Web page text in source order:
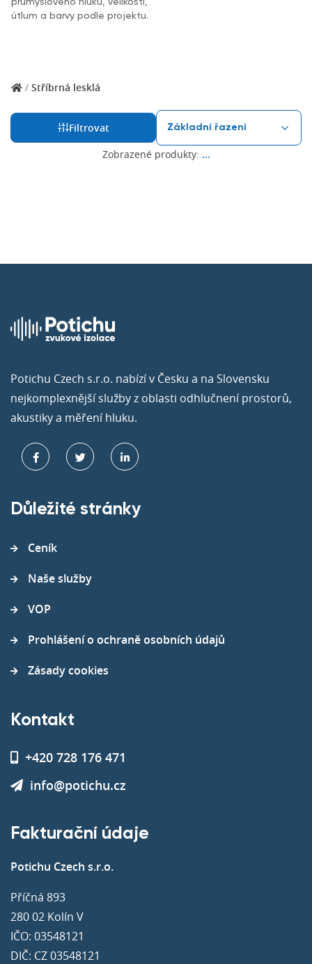
průmyslového hluku, velikosti,
útlum a barvy podle projektu.
/ Stříbrná lesklá
Filtrovat
Zobrazené produkty: ...
Potichu Czech s.r.o. nabízí v Česku a na Slovensku
nejkomplexnější služby z oblasti odhlučnení prostorů,
akustiky a měření hluku.
Důležité stránky
Ceník
Naše služby
VOP
Prohlášení o ochraně osobních údajů
Zásady cookies
Kontakt
+420 728 176 471
info@potichu.cz
Fakturační údaje
Potichu Czech s.r.o.
Příčná 893
280 02 Kolín V
IČO: 03548121
DIČ: CZ 03548121